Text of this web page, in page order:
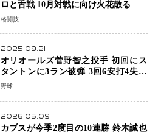
格闘技
2025.09.21
オリオールズ菅野智之投手 初回にス
タントンに3ラン被弾 3回6安打4失点
で降板
野球
2026.05.09
カブスが今季2度目の10連勝 鈴木誠也